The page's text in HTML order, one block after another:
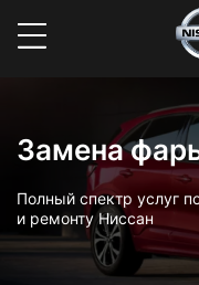
Замена
Полный спектр услуг
и ремонту Ниссан